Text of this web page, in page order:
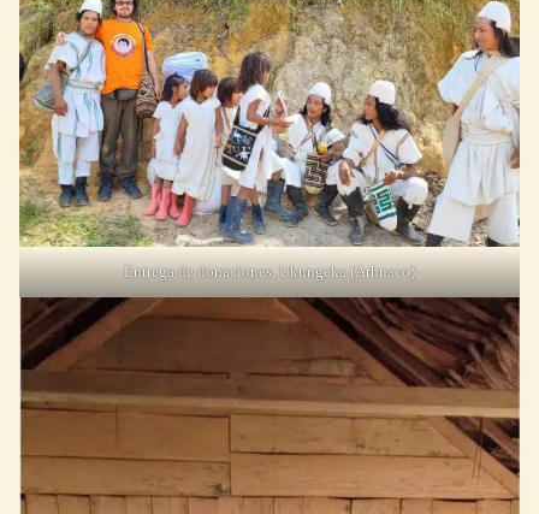
Entrega de donaciones, Ukungeka (Arhuaco)